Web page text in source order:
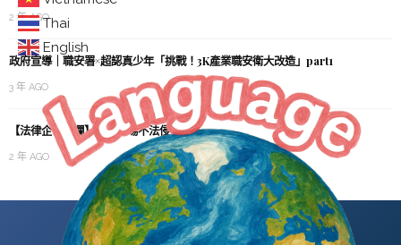
Thai
English
2 年 AGO
政府宣導｜職安署×超認真少年「挑戰！3K產業職安衛大改造」part1
3 年 AGO
【法律企管專欄】認識職場不法侵害
2 年 AGO